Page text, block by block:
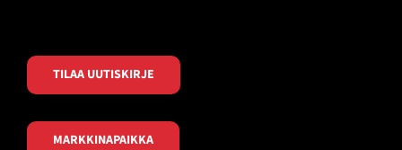
TILAA UUTISKIRJE
MARKKINAPAIKKA